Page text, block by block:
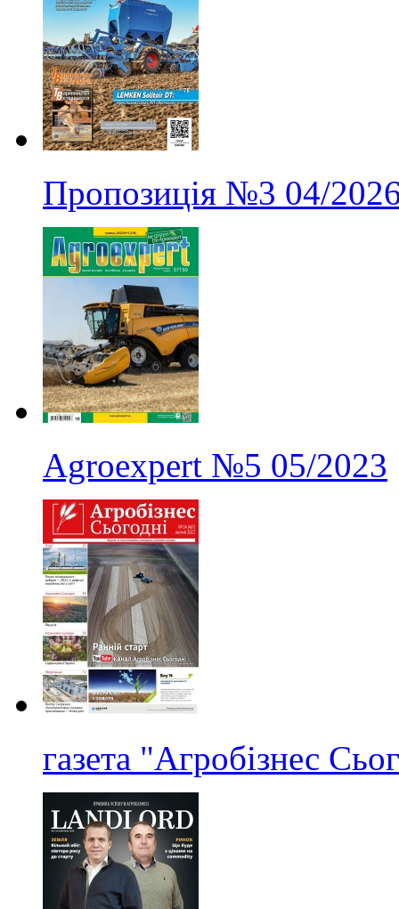
Пропозиція №3 04/
Agroexpert №5 05/2023
газета "Агробізнес